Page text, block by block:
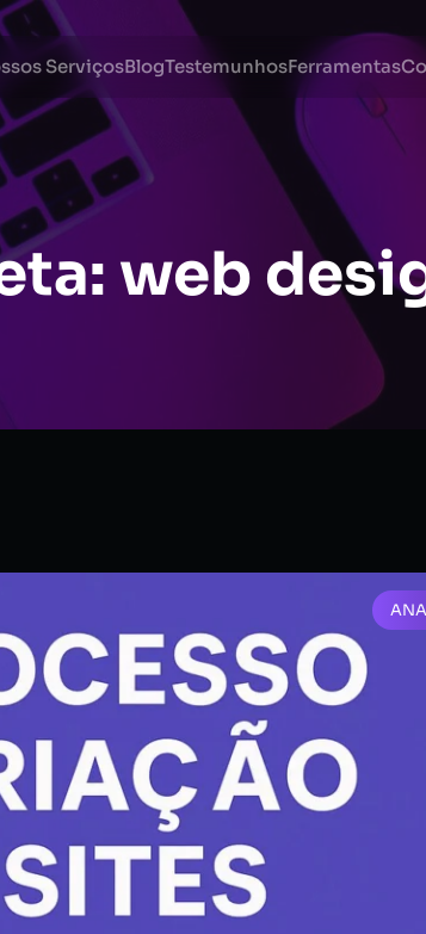
ServiçosBlogTestemunhosFerramentas
web